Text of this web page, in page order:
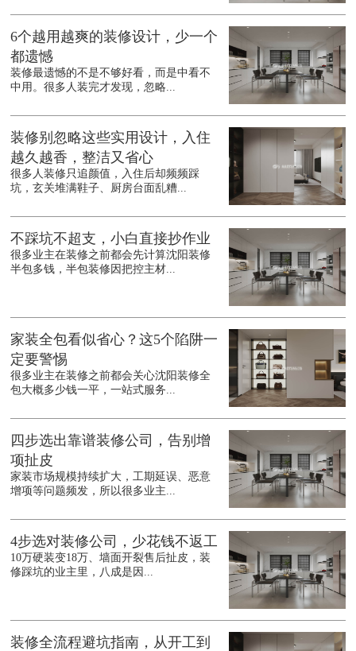
6个越用越爽的装修设计，少一个
都遗憾
装修最遗憾的不是不够好看，而是中看不
中用。很多人装完才发现，忽略...
装修别忽略这些实用设计，入住
越久越香，整洁又省心
很多人装修只追颜值，入住后却频频踩
坑，玄关堆满鞋子、厨房台面乱糟...
不踩坑不超支，小白直接抄作业
很多业主在装修之前都会先计算沈阳装修
半包多钱，半包装修因把控主材...
家装全包看似省心？这5个陷阱一
定要警惕
很多业主在装修之前都会关心沈阳装修全
包大概多少钱一平，一站式服务...
四步选出靠谱装修公司，告别增
项扯皮
家装市场规模持续扩大，工期延误、恶意
增项等问题频发，所以很多业主...
4步选对装修公司，少花钱不返工
10万硬装变18万、墙面开裂售后扯皮，装
修踩坑的业主里，八成是因...
装修全流程避坑指南，从开工到